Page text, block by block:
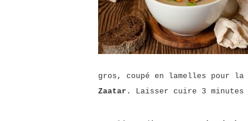
gros, coupé en lamelles pour
Zaatar . Laisser cuire 3 minutes